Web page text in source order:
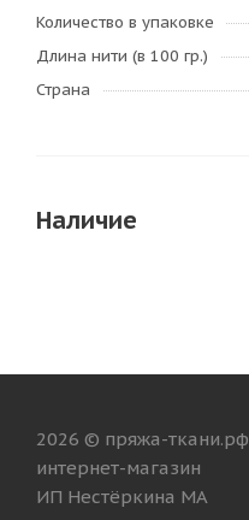
Количество в упаковке
Длина нити (в 100 гр.)
Страна
Наличие
2026 © пряжа-ткани.рф
интернет-магазин
ИП Нестёркина МА